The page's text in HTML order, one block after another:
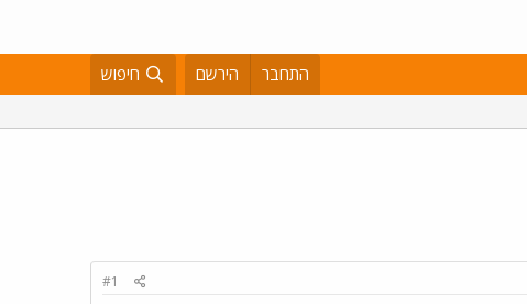
התחבר הירשם חיפוש
#1